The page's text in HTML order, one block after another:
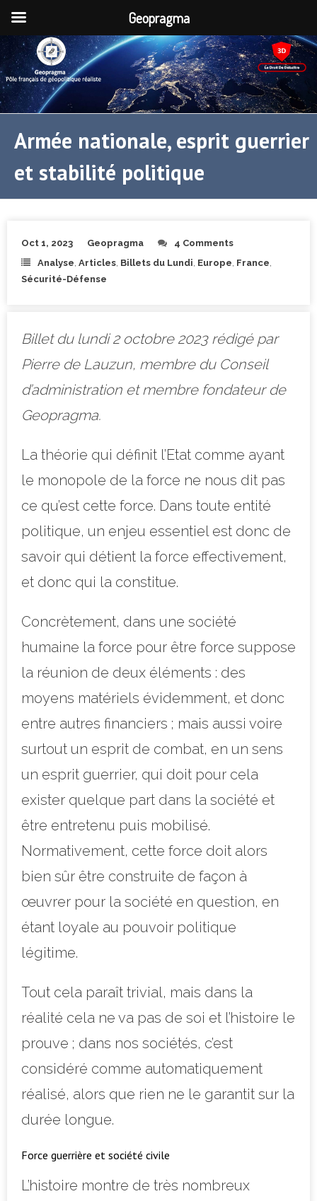
Armée nationale, esprit guerrier
et stabilité politique
Oct 1, 2023 Geopragma
4 Comments
Analyse Articles Billets du Lundi Europe France
Sécurité-Défense
Billet du lundi 2 octobre 2023 rédigé par
Pierre de Lauzun, membre du Conseil
d’administration et membre fondateur de
Geopragma.
La théorie qui définit l’Etat comme ayant
le monopole de la force ne nous dit pas
ce qu’est cette force. Dans toute entité
politique, un enjeu essentiel est donc de
savoir qui détient la force effectivement,
et donc qui la constitue.
Concrètement, dans une société
humaine la force pour être force suppose
la réunion de deux éléments : des
moyens matériels évidemment, et donc
entre autres financiers ; mais aussi voire
surtout un esprit de combat, en un sens
un esprit guerrier, qui doit pour cela
exister quelque part dans la société et
être entretenu puis mobilisé.
Normativement, cette force doit alors
bien sûr être construite de façon à
œuvrer pour la société en question, en
étant loyale au pouvoir politique
légitime.
Tout cela paraît trivial, mais dans la
réalité cela ne va pas de soi et l’histoire le
prouve ; dans nos sociétés, c’est
considéré comme automatiquement
réalisé, alors que rien ne le garantit sur la
durée longue.
Force guerrière et société civile
L’histoire montre de très nombreux
Geopragma